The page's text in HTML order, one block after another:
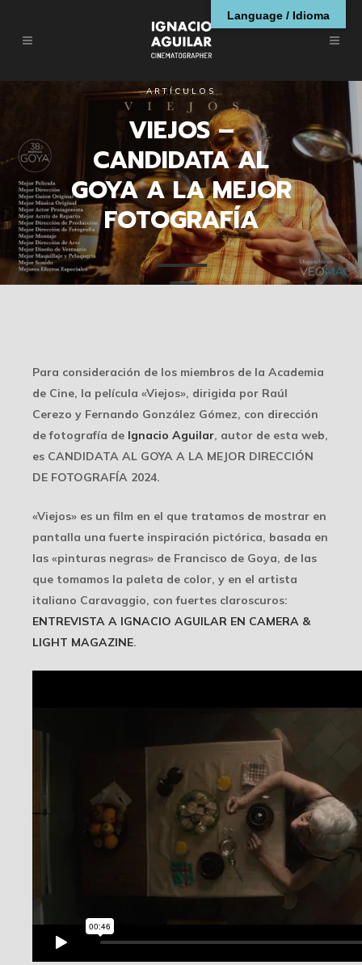
ARTÍCULOS
VIEJOS –
CANDIDATA AL
GOYA A LA MEJOR
FOTOGRAFÍA
Para consideración de los miembros de la Academia
de Cine, la película «Viejos», dirigida por Raúl
Cerezo y Fernando González Gómez, con dirección
de fotografía de Ignacio Aguilar, autor de esta web,
es CANDIDATA AL GOYA A LA MEJOR DIRECCIÓN
DE FOTOGRAFÍA 2024.
«Viejos» es un film en el que tratamos de mostrar en
pantalla una fuerte inspiración pictórica, basada en
las «pinturas negras» de Francisco de Goya, de las
que tomamos la paleta de color, y en el artista
italiano Caravaggio, con fuertes claroscuros:
ENTREVISTA A IGNACIO AGUILAR EN CAMERA &
LIGHT MAGAZINE.
Language / Idioma